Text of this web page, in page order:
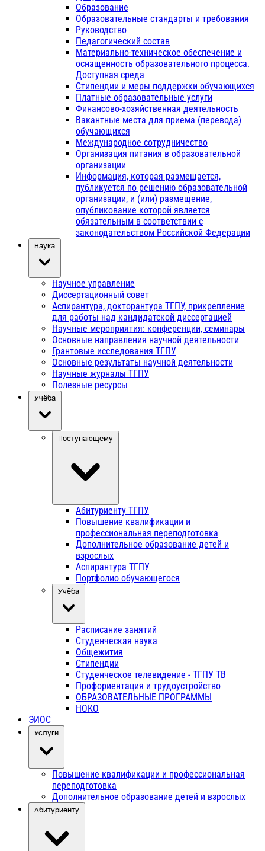
Образование
Образовательные стандарты и требования
Руководство
Педагогический состав
Материально-техническое обеспечение и
оснащенность образовательного процесса.
Доступная среда
Стипендии и меры поддержки обучающихся
Платные образовательные услуги
Финансово-хозяйственная деятельность
Вакантные места для приема (перевода)
обучающихся
Международное сотрудничество
Организация питания в образовательной
организации
Информация, которая размещается,
публикуется по решению образовательной
организации, и (или) размещение,
опубликование которой является
обязательным в соответствии с
законодательством Российской Федерации
Наука
Научное управление
Диссертационный совет
Аспирантура, докторантура ТГПУ, прикрепление
для работы над кандидатской диссертацией
Научные мероприятия: конференции, семинары
Основные направления научной деятельности
Грантовые исследования ТГПУ
Основные результаты научной деятельности
Научные журналы ТГПУ
Полезные ресурсы
Учёба
Поступающему
Абитуриенту ТГПУ
Повышение квалификации и
профессиональная переподготовка
Дополнительное образование детей и
взрослых
Аспирантура ТГПУ
Портфолио обучающегося
Учёба
Расписание занятий
Студенческая наука
Общежития
Стипендии
Студенческое телевидение - ТГПУ ТВ
Профориентация и трудоустройство
ОБРАЗОВАТЕЛЬНЫЕ ПРОГРАММЫ
НОКО
ЭИОС
Услуги
Повышение квалификации и профессиональная
переподготовка
Дополнительное образование детей и взрослых
Абитуриенту